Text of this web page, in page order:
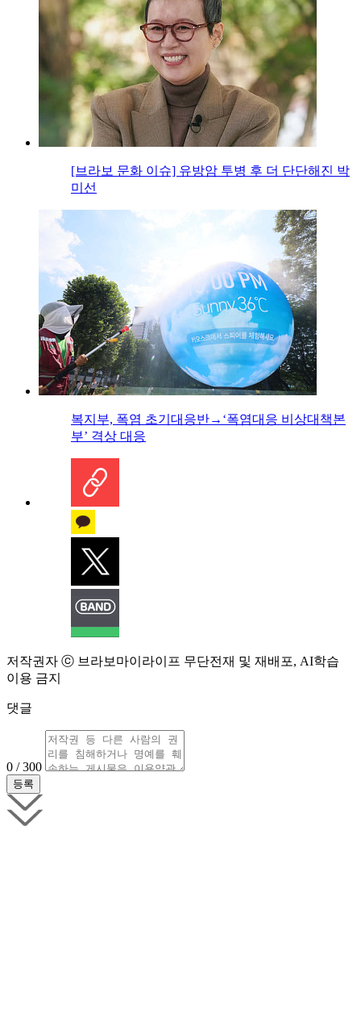
[브라보 문화 이슈] 유방암 투병 후 더 단단해진 박
미선
복지부, 폭염 초기대응반→‘폭염대응 비상대책본
부’ 격상 대응
저작권자 ⓒ 브라보마이라이프 무단전재 및 재배포, AI학습
이용 금지
댓글
0 / 300